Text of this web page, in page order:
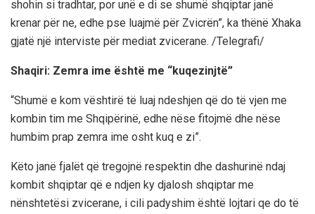
shohin si tradhtar, por unë e di se shumë shqiptar janë
krenar për ne, edhe pse luajmë për Zvicrën”, ka thënë Xhaka
gjatë një interviste për mediat zvicerane. /Telegrafi/
Shaqiri: Zemra ime është me “kuqezinjtë”
“Shumë e kom vështirë të luaj ndeshjen që do të vjen me
kombin tim me Shqipërinë, edhe nëse fitojmë dhe nëse
humbim prap zemra ime osht kuq e zi”.
Këto janë fjalët që tregojnë respektin dhe dashurinë ndaj
kombit shqiptar që e ndjen ky djalosh shqiptar me
nënshtetësi zvicerane, i cili padyshim është lojtari qe do të